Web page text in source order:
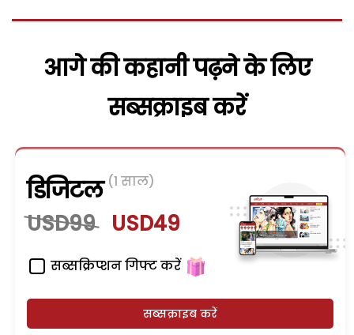
आगे की कहानी पढ़ने के लिए
सब्सक्राइब करें
डिजिटल (1 साल)
USD99 USD49
सब्सक्रिप्शन गिफ्ट करें
सब्सक्राइब करें